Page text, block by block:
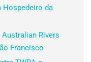
Hospedeiro da
Rivers
Francisco